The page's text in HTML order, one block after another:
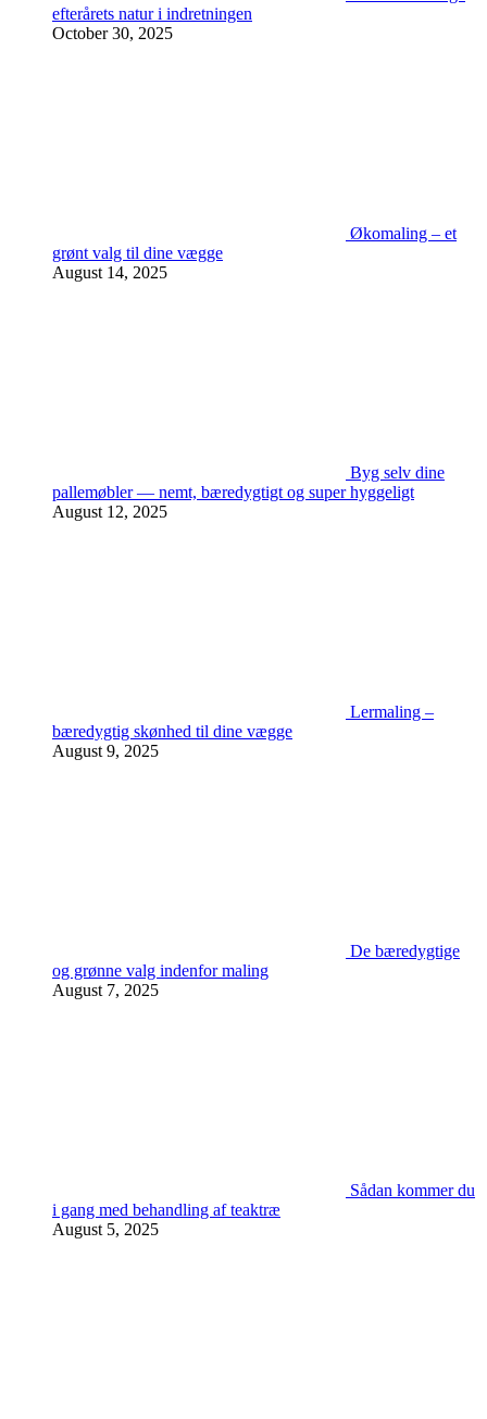
efterårets natur i indretningen
October 30, 2025
Økomaling – et
grønt valg til dine vægge
August 14, 2025
Byg selv dine
pallemøbler — nemt, bæredygtigt og super hyggeligt
August 12, 2025
Lermaling –
bæredygtig skønhed til dine vægge
August 9, 2025
De bæredygtige
og grønne valg indenfor maling
August 7, 2025
Sådan kommer du
i gang med behandling af teaktræ
August 5, 2025